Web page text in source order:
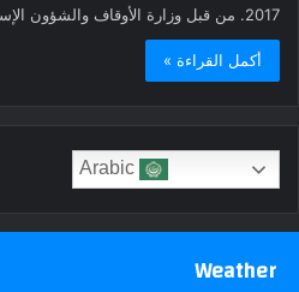
2017. من قبل وزارة الأوقاف والشؤون الإسلامية كإشادة…
أكمل القراءة »
Weather